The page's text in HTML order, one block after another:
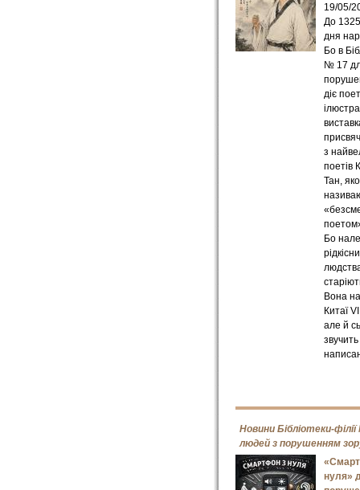
19/05/
До
дня
Бо в
№ 17
діє
з
поетів
Тан,
Бо
Вона
Китаї
але й
Новини Бібліотеки-
людей з порушенням
нуля»